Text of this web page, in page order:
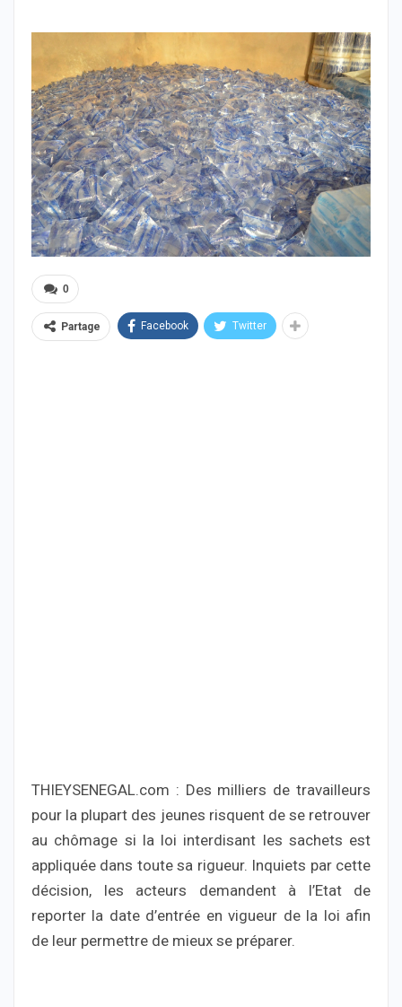
0
Partage Facebook Twitter
THIEYSENEGAL.com : Des milliers de travailleurs
pour la plupart des jeunes risquent de se retrouver
au chômage si la loi interdisant les sachets est
appliquée dans toute sa rigueur. Inquiets par cette
décision, les acteurs demandent à l’Etat de
reporter la date d’entrée en vigueur de la loi afin
de leur permettre de mieux se préparer.